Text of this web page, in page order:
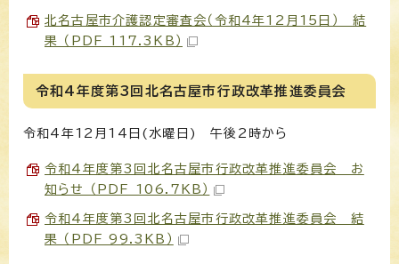
北名古屋市介護認定審査会（令和4年12月15日） 結
果 （PDF 117.3KB）
令和4年度第3回北名古屋市行政改革推進委員会
令和4年12月14日(水曜日) 午後2時から
令和4年度第3回北名古屋市行政改革推進委員会 お
知らせ （PDF 106.7KB）
令和4年度第3回北名古屋市行政改革推進委員会 結
果 （PDF 99.3KB）